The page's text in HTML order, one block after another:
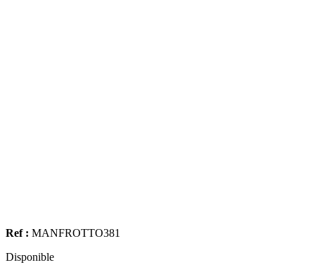
Ref : MANFROTTO381
Disponible